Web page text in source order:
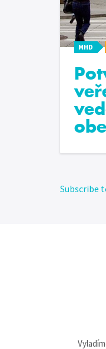
MHD
Subscribe